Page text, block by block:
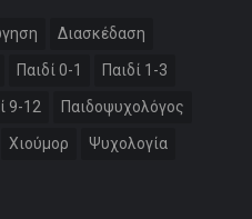
Διασκέδαση
Παιδί 0-1 Παιδί 1-3
9-12 Παιδοψυχολόγος
Χιούμορ Ψυχολογία